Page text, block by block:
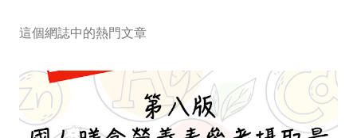
這個網誌中的熱門文章